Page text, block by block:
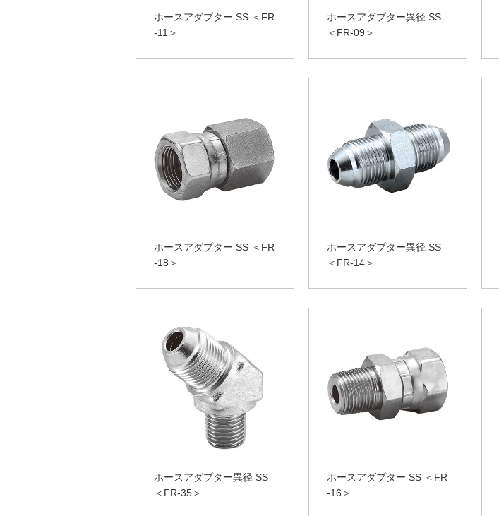
ホースアダプター SS ＜FR
-11＞
ホースアダプター異径 SS
＜FR-09＞
ホースアダプター SS ＜FR
-18＞
ホースアダプター異径 SS
＜FR-14＞
ホースアダプター異径 SS
＜FR-35＞
ホースアダプター SS ＜FR
-16＞